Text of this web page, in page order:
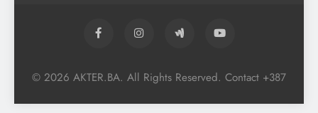
El Nino utiče na živote stotina miliona
K Nermin 3 mjeseca ago 0
© 2026 AKTER.BA. All Rights Reserved. Contact +387